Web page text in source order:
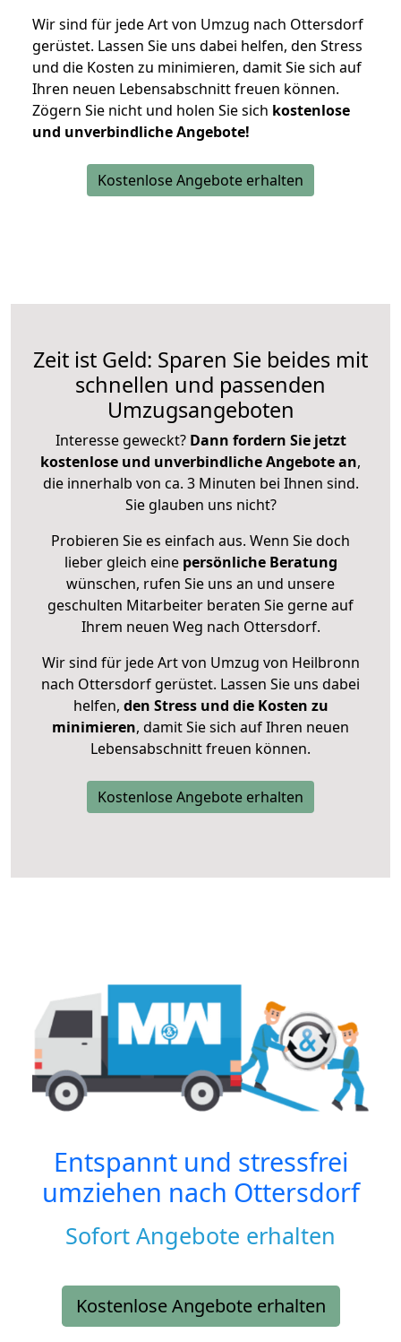
Wir sind für jede Art von Umzug nach Ottersdorf
gerüstet. Lassen Sie uns dabei helfen, den Stress
und die Kosten zu minimieren, damit Sie sich auf
Ihren neuen Lebensabschnitt freuen können.
Zögern Sie nicht und holen Sie sich kostenlose
und unverbindliche Angebote!
Kostenlose Angebote erhalten
Zeit ist Geld: Sparen Sie beides mit
schnellen und passenden
Umzugsangeboten
Interesse geweckt? Dann fordern Sie jetzt
kostenlose und unverbindliche Angebote an,
die innerhalb von ca. 3 Minuten bei Ihnen sind.
Sie glauben uns nicht?
Probieren Sie es einfach aus. Wenn Sie doch
lieber gleich eine persönliche Beratung
wünschen, rufen Sie uns an und unsere
geschulten Mitarbeiter beraten Sie gerne auf
Ihrem neuen Weg nach Ottersdorf.
Wir sind für jede Art von Umzug von Heilbronn
nach Ottersdorf gerüstet. Lassen Sie uns dabei
helfen, den Stress und die Kosten zu
minimieren, damit Sie sich auf Ihren neuen
Lebensabschnitt freuen können.
Kostenlose Angebote erhalten
Entspannt und stressfrei
umziehen nach Ottersdorf
Sofort Angebote erhalten
Kostenlose Angebote erhalten